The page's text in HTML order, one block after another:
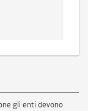
gli enti devono